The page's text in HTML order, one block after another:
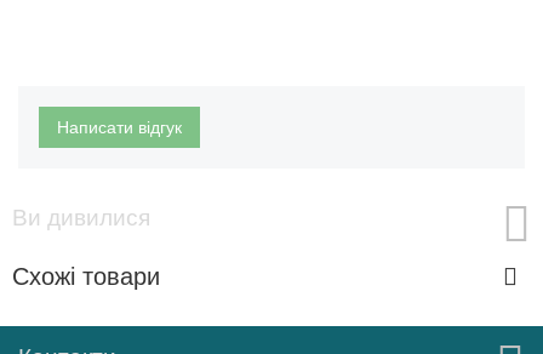
Написати відгук
Ви дивилися
Схожі товари